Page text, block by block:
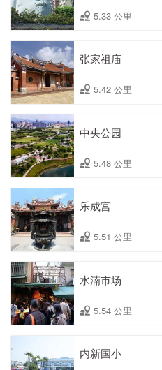
5.33 公里
张家祖庙
5.42 公里
中央公园
5.48 公里
乐成宫
5.51 公里
水湳市场
5.54 公里
内新国小